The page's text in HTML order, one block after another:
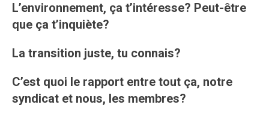
L’environnement, ça t’intéresse? Peut-être
que ça t’inquiète?
La transition juste, tu connais?
C’est quoi le rapport entre tout ça, notre
syndicat et nous, les membres?